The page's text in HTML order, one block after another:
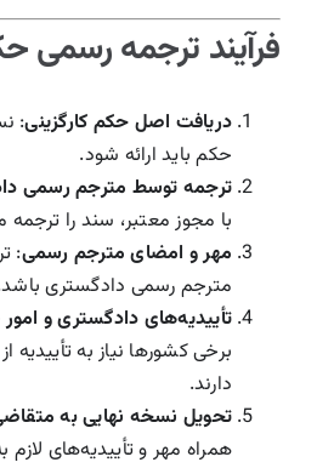
فرآیند ترجمه رسمی
دریافت اصل حکم کارگزینی:
حکم باید ارائه شود.
ترجمه توسط مترجم رسمی
با مجوز معتبر، سند را ترجمه
مهر و امضای مترجم رسمی:
مترجم رسمی دادگستری
تأییدیه‌های دادگستری و
برخی کشورها نیاز به
دارند.
تحویل نسخه نهایی به
همراه مهر و تأییدیه‌های